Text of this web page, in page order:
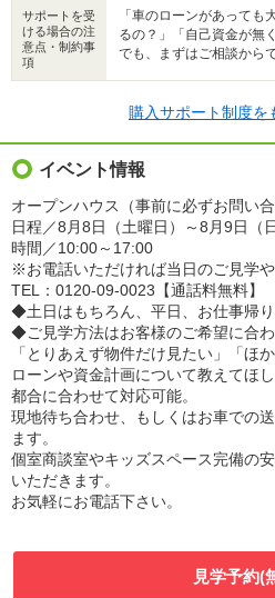
サポートを受
ける場合の注
意点・制約事
項
「車のローンがあっても
るの？」「自己資金が無
でも、まずはご相談から
購入サポート制度を
イベント情報
オープンハウス（事前に必ずお問い合
日程／8月8日（土曜日）～8月9日（
時間／10:00～17:00
※お電話いただければ当日のご見学や
TEL：0120‐09‐0023【通話料無料】
◆土日はもちろん、平日、お仕事帰
◆ご見学方法はお客様のご希望に合わ
「とりあえず物件だけ見たい」「ほ
ローンや資金計画について教えてほ
都合に合わせて対応可能。
現地待ち合わせ、もしくはお車での
ます。
個室商談室やキッズスペース完備の
いただきます。
お気軽にお電話下さい。
見学予約(